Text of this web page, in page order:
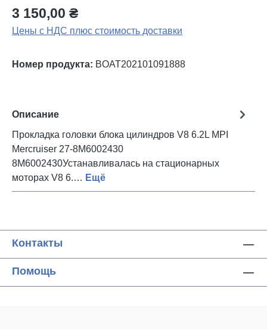
3 150,00 ₴
Цены с НДС плюс стоимость доставки
Номер продукта: BOAT202101091888
Описание
Прокладка головки блока цилиндров V8 6.2L MPI
Mercruiser 27-8M6002430
8M6002430Устанавливалась на стационарных
моторах V8 6.… Ещё
Контакты
Помощь